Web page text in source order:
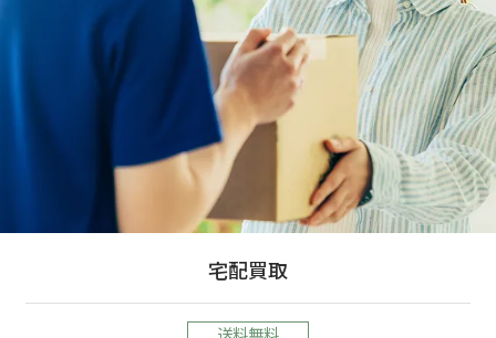
宅配買取
送料無料